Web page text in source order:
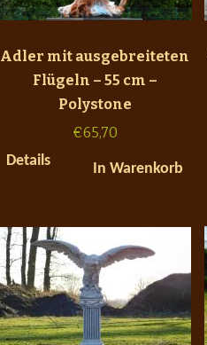
Adler mit ausgebreiteten
Flügeln – 55 cm –
Polystone
€65,70
Details
In Warenkorb